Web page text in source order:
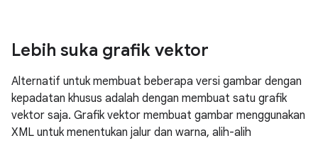
Lebih suka grafik vektor
Alternatif untuk membuat beberapa versi gambar dengan
kepadatan khusus adalah dengan membuat satu grafik
vektor saja. Grafik vektor membuat gambar menggunakan
XML untuk menentukan jalur dan warna, alih-alih